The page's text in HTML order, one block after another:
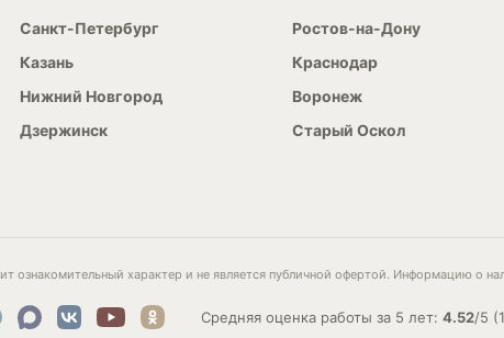
Санкт-Петербург
Казань
Нижний Новгород
Дзержинск
Ростов-на-Дону
Краснодар
Воронеж
Старый Оскол
ознакомительный характер и не является публичной офертой. Информацию о
Средняя оценка работы за 5 лет: 4.52/5 (